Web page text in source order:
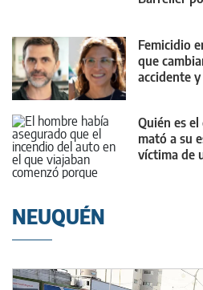
Femicidio
que
accidente
Quién es
mató a su
víctima de
NEUQUÉN